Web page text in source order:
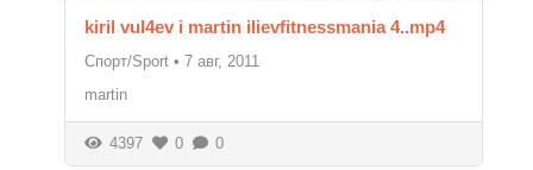
kiril vul4ev i martin ilievfitnessmania 4..mp4
Спорт/Sport • 7 авг, 2011
martin
4397 0 0